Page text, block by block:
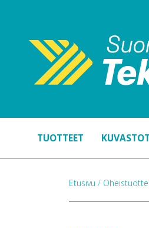
TUOTTEET KUVASTOT
Etusivu /